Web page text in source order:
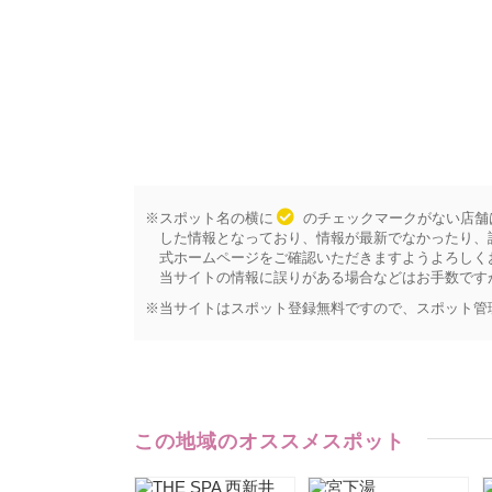
※スポット名の横に
のチェックマークがない店
した情報となっており、情報が最新でなかったり
式ホームページをご確認いただきますようよろし
当サイトの情報に誤りがある場合などはお手数です
※当サイトはスポット登録無料ですので、スポット管
この地域のオススメスポット